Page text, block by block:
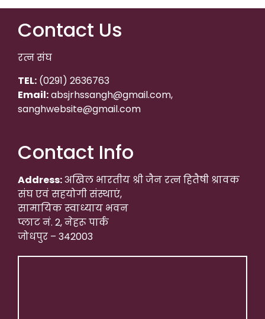
Contact Us
रत्न संघ
TEL: (0291) 2636763
Email:absjrhssangh@gmail.com,
sanghwebsite@gmail.com
Contact Info
Address:अखिल भारतीय श्री जैन रत्न हितैषी श्रावक
संघ एवं सहयोगी संस्थाएं,
सामायिक स्वाध्याय भवन
प्लाट नं. 2, नेहरू पार्क
जोधपुर – 342003